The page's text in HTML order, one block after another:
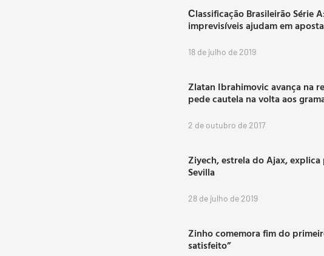
Сlassificação Brasileirão Série
imprevisíveis ajudam em
18 de julho de 2019
Zlatan Ibrahimovic avança na
pede cautela na volta aos
2 de outubro de 2017
Ziyech, estrela do Ajax,
Sevilla
28 de julho de 2019
Zinho comemora fim do
satisfeito”